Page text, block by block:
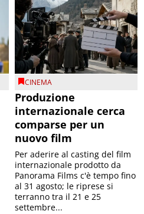
CINEMA
Produzione
internazionale cerca
comparse per un
nuovo film
Per aderire al casting del film
internazionale prodotto da
Panorama Films c'è tempo fino
al 31 agosto; le riprese si
terranno tra il 21 e 25
settembre...